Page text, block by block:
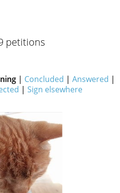
petitions
| Concluded |Answered |
|Sign elsewhere